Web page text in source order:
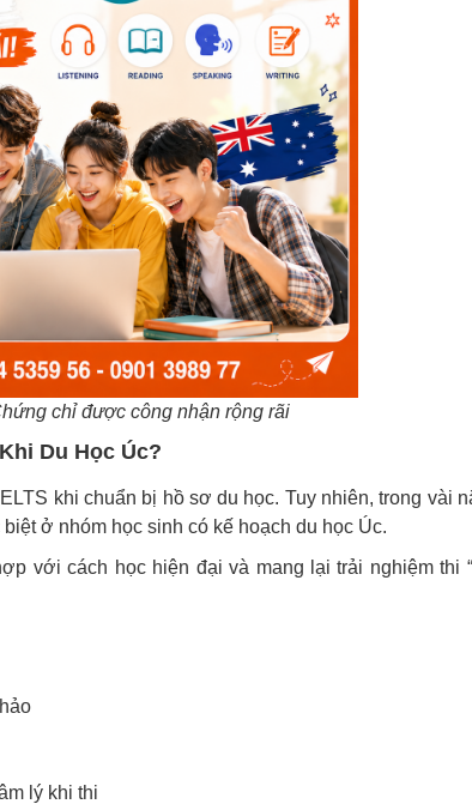
chỉ được công nhận rộng rãi
Du Học Úc?
khi chuẩn bị hồ sơ du học. Tuy nhiên, trong vài
ở nhóm học sinh có kế hoạch du học Úc.
với cách học hiện đại và mang lại trải nghiệm thi
lý khi thi